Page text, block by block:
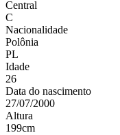
Central
C
Nacionalidade
Polônia
PL
Idade
26
Data do nascimento
27/07/2000
Altura
199cm